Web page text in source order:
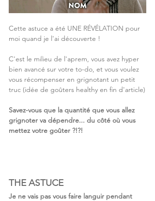
Cette astuce a été UNE RÉVÉLATION pour
moi quand je l'ai découverte !
C'est le milieu de l'aprem, vous avez hyper
bien avancé sur votre to-do, et vous voulez
vous récompenser en grignotant un petit
truc (idée de goûters healthy en fin d'article)
Savez-vous que la quantité que vous allez
grignoter va dépendre... du côté où vous
mettez votre goûter ?!?!
THE ASTUCE
Je ne vais pas vous faire languir pendant